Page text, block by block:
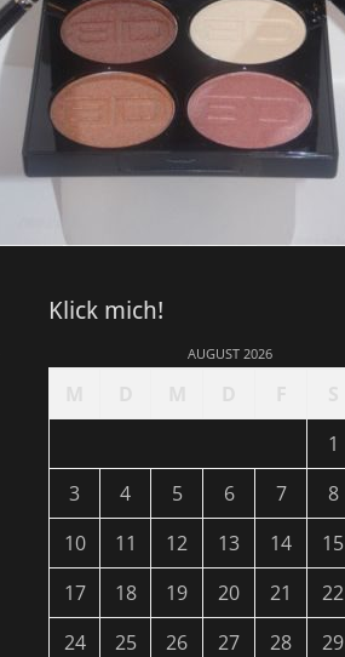
Klick mich!
AUGUST 2026
1
3
4 5 6 7 8
10
11 12 13 14 15
17
18 19 20 21 22
24
25 26 27 28 29